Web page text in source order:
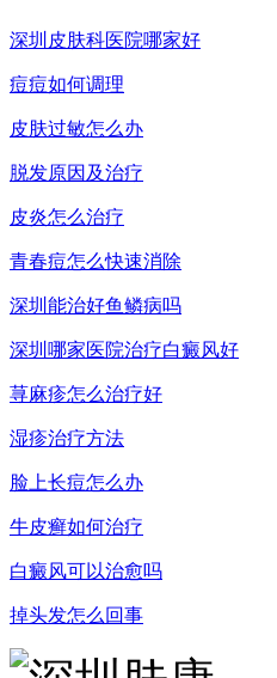
深圳皮肤科医院哪家好
痘痘如何调理
皮肤过敏怎么办
脱发原因及治疗
皮炎怎么治疗
青春痘怎么快速消除
深圳能治好鱼鳞病吗
深圳哪家医院治疗白癜风好
荨麻疹怎么治疗好
湿疹治疗方法
脸上长痘怎么办
牛皮癣如何治疗
白癜风可以治愈吗
掉头发怎么回事